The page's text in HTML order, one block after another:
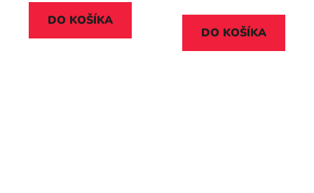
DO KOŠÍKA
DO KOŠÍKA